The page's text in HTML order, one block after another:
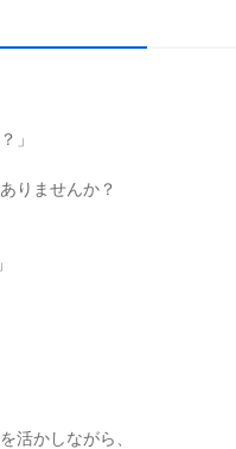
」
りませんか？
活かしながら、